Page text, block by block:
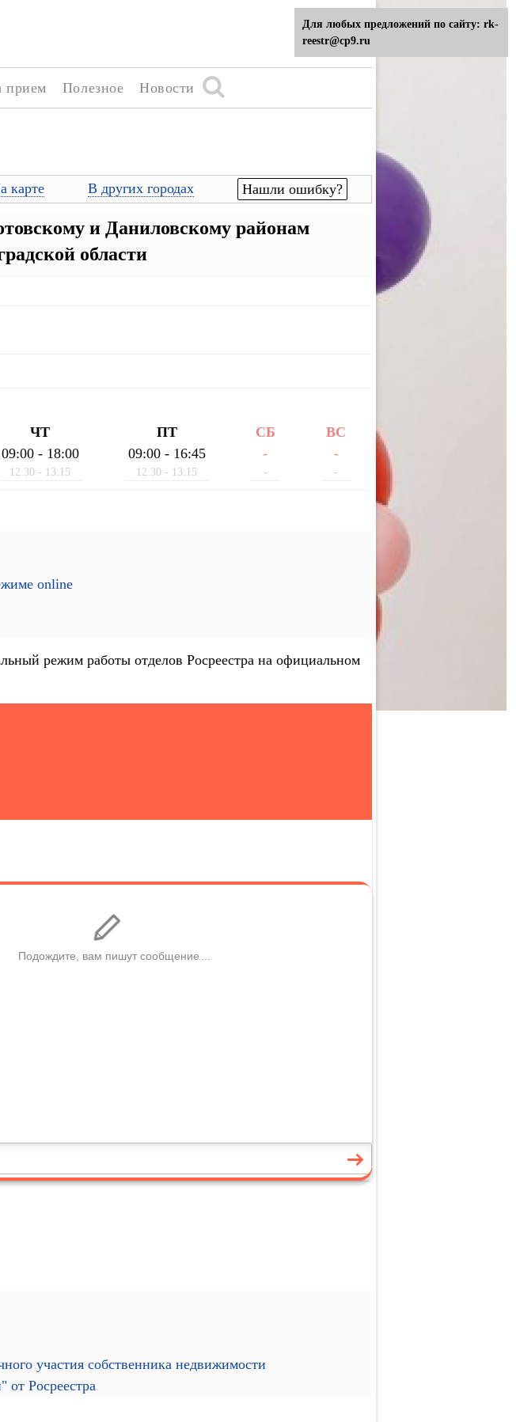
прием Полезное Новости
карте В других городах Нашли ошибку?
и Даниловскому районам
области
ЧТ
09:00 - 18:00
12:30 - 13:15
ПТ
09:00 - 16:45
12:30 - 13:15
СБ
-
-
ВС
-
-
online
режим работы отделов Росреестра на официальном
участия собственника недвижимости
от Росреестра
Для любых предложений по сайту: rk-
reestr@cp9.ru